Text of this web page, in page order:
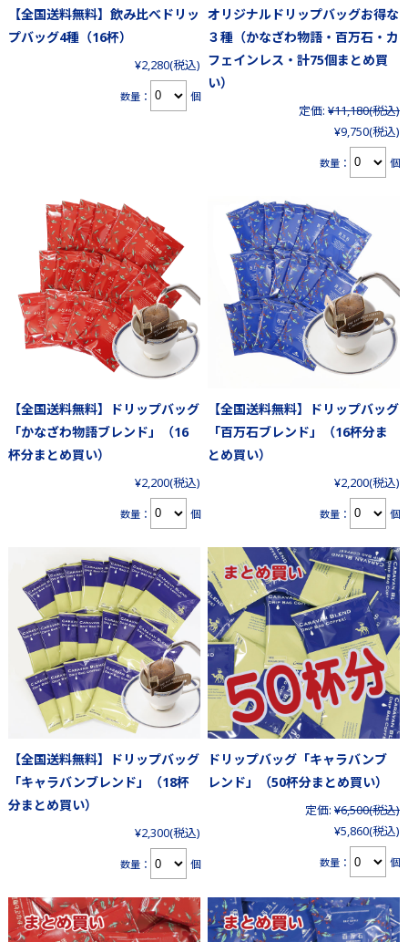
【全国送料無料】飲み比べドリッ
プバッグ4種（16杯）
¥2,280(税込)
数量： 個
オリジナルドリップバッグお得な
３種（かなざわ物語・百万石・カ
フェインレス・計75個まとめ買
い）
定価: ¥11,180(税込)
¥9,750(税込)
数量： 個
【全国送料無料】ドリップバッグ
「かなざわ物語ブレンド」（16
杯分まとめ買い）
¥2,200(税込)
数量： 個
【全国送料無料】ドリップバッグ
「百万石ブレンド」（16杯分ま
とめ買い）
¥2,200(税込)
数量： 個
【全国送料無料】ドリップバッグ
「キャラバンブレンド」（18杯
分まとめ買い）
¥2,300(税込)
数量： 個
ドリップバッグ「キャラバンブ
レンド」（50杯分まとめ買い）
定価: ¥6,500(税込)
¥5,860(税込)
数量： 個